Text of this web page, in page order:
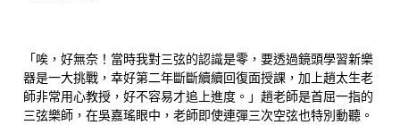
「唉，好無奈！當時我對三弦的認識是零，要透過鏡頭學習新樂
器是一大挑戰，幸好第二年斷斷續續回復面授課，加上趙太生老
師非常用心教授，好不容易才追上進度。」趙老師是首屈一指的
三弦樂師，在吳嘉瑤眼中，老師即使連彈三次空弦也特別動聽。